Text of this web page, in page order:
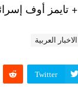
+تايمز أوف
الاخبار العربية
Twitter